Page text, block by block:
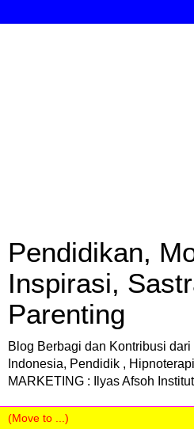
Pendidikan,
Inspirasi,
Parenting
Blog Berbagi dan Kontribusi
Indonesia, Pendidik ,
MARKETING : Ilyas Afsoh